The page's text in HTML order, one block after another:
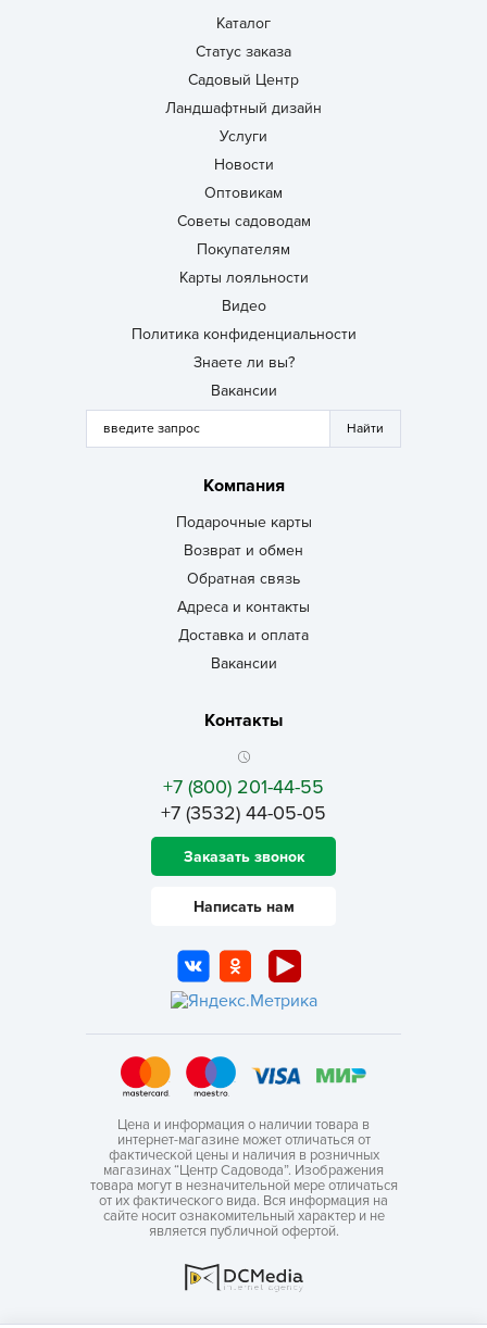
Каталог
Статус заказа
Садовый Центр
Ландшафтный дизайн
Услуги
Новости
Оптовикам
Советы садоводам
Покупателям
Карты лояльности
Видео
Политика конфиденциальности
Знаете ли вы?
Вакансии
Компания
Подарочные карты
Возврат и обмен
Обратная связь
Адреса и контакты
Доставка и оплата
Вакансии
Контакты
+7 (800) 201-44-55
+7 (3532) 44-05-05
Заказать звонок
Написать нам
Цена и информация о наличии товара в
интернет-магазине может отличаться от
фактической цены и наличия в розничных
магазинах “Центр Садовода”. Изображения
товара могут в незначительной мере отличаться
от их фактического вида. Вся информация на
сайте носит ознакомительный характер и не
является публичной офертой.